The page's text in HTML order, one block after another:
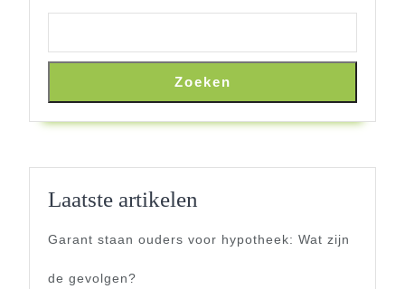
Zoeken
Laatste artikelen
Garant staan ouders voor hypotheek: Wat zijn
de gevolgen?